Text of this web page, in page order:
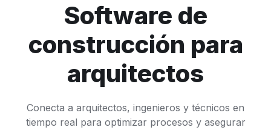
Software de
construcción para
arquitectos
Conecta a arquitectos, ingenieros y técnicos en
tiempo real para optimizar procesos y asegurar